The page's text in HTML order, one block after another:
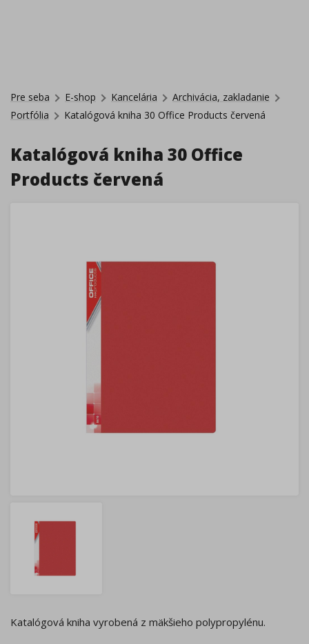
Pre seba E-shop Kancelária
Archivácia, zakladanie
Portfólia
Katalógová kniha 30 Office Products červená
Katalógová kniha 30 Office
Products červená
Katalógová kniha vyrobená z mäkšieho polypropylénu.